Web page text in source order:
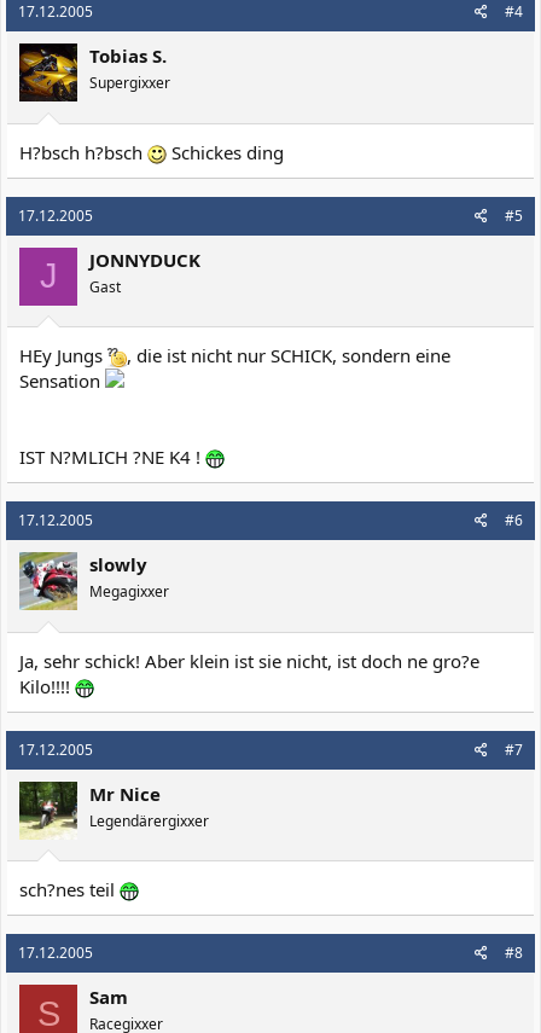
17.12.2005 #4
Tobias S.
Supergixxer
H?bsch h?bsch Schickes ding
17.12.2005 #5
J JONNYDUCK
Gast
HEy Jungs
, die ist nicht nur SCHICK, sondern eine
Sensation
IST N?MLICH ?NE K4 !
17.12.2005 #6
slowly
Megagixxer
Ja, sehr schick! Aber klein ist sie nicht, ist doch ne gro?e
Kilo!!!!
17.12.2005 #7
Mr Nice
Legendärergixxer
sch?nes teil
17.12.2005 #8
S Sam
Racegixxer